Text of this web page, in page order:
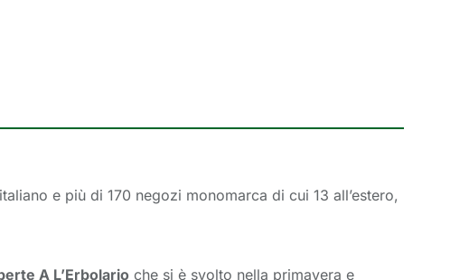
e più di 170 negozi monomarca di cui 13 all’estero,
A L’Erbolario che si è svolto nella primavera e